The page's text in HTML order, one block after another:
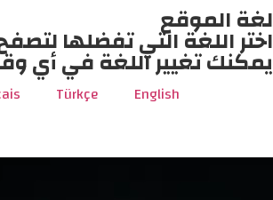
لغة الموقع
اختر اللغة التي تفضلها
يمكنك تغيير اللغة في أي
English
Türkçe